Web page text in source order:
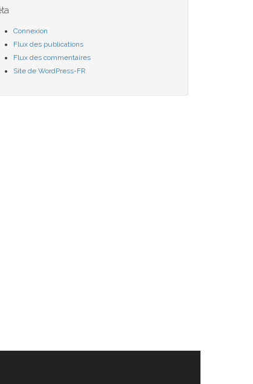
Connexion
Flux des publications
Flux des commentaires
Site de WordPress-FR